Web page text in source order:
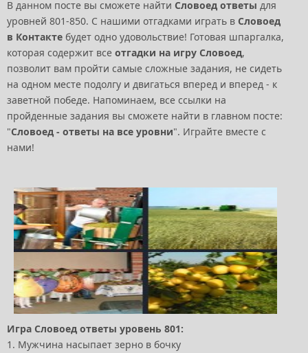
В данном посте вы сможете найти Словоед ответы для
уровней 801-850. С нашими отгадками играть в Словоед
в Контакте будет одно удовольствие! Готовая шпаргалка,
которая содержит все отгадки на игру Словоед,
позволит вам пройти самые сложные задания, не сидеть
на одном месте подолгу и двигаться вперед и вперед - к
заветной победе. Напоминаем, все ссылки на
пройденные задания вы сможете найти в главном посте:
"Словоед - ответы на все уровни". Играйте вместе с
нами!
Игра Словоед ответы уровень 801:
1. Мужчина насыпает зерно в бочку